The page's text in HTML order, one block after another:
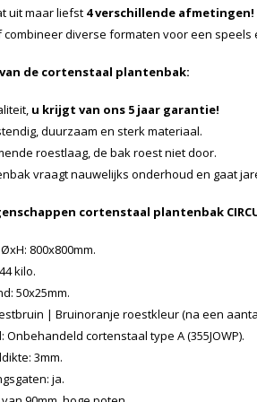
uit maar liefst 4 verschillende afmetingen!
combineer diverse formaten voor een speels
de cortenstaal plantenbak:
u krijgt van ons 5 jaar garantie!
duurzaam en sterk materiaal.
roestlaag, de bak roest niet door.
vraagt nauwelijks onderhoud en gaat
cortenstaal plantenbak
800x800mm.
kilo.
50x25mm.
| Bruinoranje roestkleur (na een
Onbehandeld cortenstaal type A (355JOWP).
3mm.
ja.